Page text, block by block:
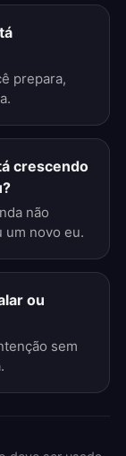
prepara,
crescendo
não
novo eu.
ou
sem